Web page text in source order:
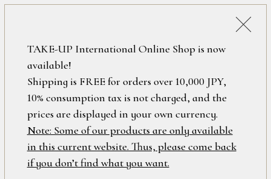
フリーワード
在庫なし含む
アイテム
ロ
グ
イ
ン
/
新
規
会
TAKE-UP International Online Shop is now
available!
Shipping is FREE for orders over 10,000 JPY,
10% consumption tax is not charged, and the
prices are displayed in your own currency.
Note: Some of our products are only available
in this current website. Thus, please come back
if you don’t find what you want.